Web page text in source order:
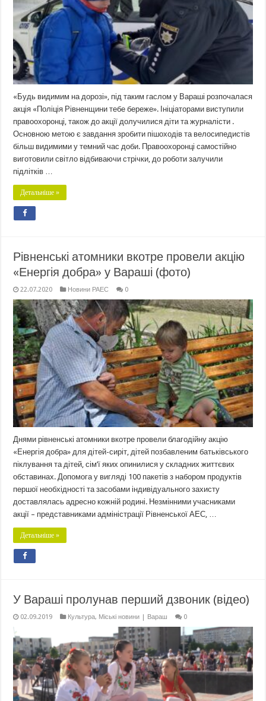
«Будь видимим на дорозі», під таким гаслом у Вараші розпочалася
акція «Поліція Рівненщини тебе береже». Ініціаторами виступили
правоохоронці, також до акції долучилися діти та журналісти .
Основною метою є завдання зробити пішоходів та велосипедистів
більш видимими у темний час доби. Правоохоронці самостійно
виготовили світло відбиваючи стрічки, до роботи залучили
підлітків …
Детальніше »
Рівненські атомники вкотре провели акцію
«Енергія добра» у Вараші (фото)
22.07.2020 Новини РАЕС 0
Днями рівненські атомники вкотре провели благодійну акцію
«Енергія добра» для дітей-сиріт, дітей позбавленим батьківського
піклування та дітей, сім’ї яких опинилися у складних життєвих
обставинах. Допомога у вигляді 100 пакетів з набором продуктів
першої необхідності та засобами індивідуального захисту
доставлялась адресно кожній родині. Незмінними учасниками
акції – представниками адміністрації Рівненської АЕС, …
Детальніше »
У Вараші пролунав перший дзвоник (відео)
02.09.2019 Культура, Міські новини | Вараш 0